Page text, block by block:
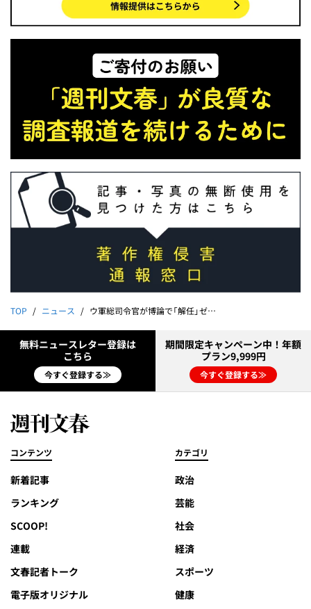
TOP ニュース ウ軍総司令官が博論で「解任」ゼレンスキーが恐れる政界進出
無料ニュースレター登録は
こちら
今すぐ登録する≫
期間限定キャンペーン中！年額
プラン9,999円
今すぐ登録する≫
コンテンツ
新着記事
ランキング
SCOOP!
連載
文春記者トーク
電子版オリジナル
カテゴリ
政治
芸能
社会
経済
スポーツ
健康